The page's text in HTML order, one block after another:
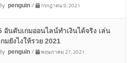
penguin/ กรกฎาคม 9, 2021
อันดับเกมออนไลน์ทำเงินได้จริง เล่น
กมยังไงให้รวย 2021
penguin/ พฤษภาคม 27, 2021